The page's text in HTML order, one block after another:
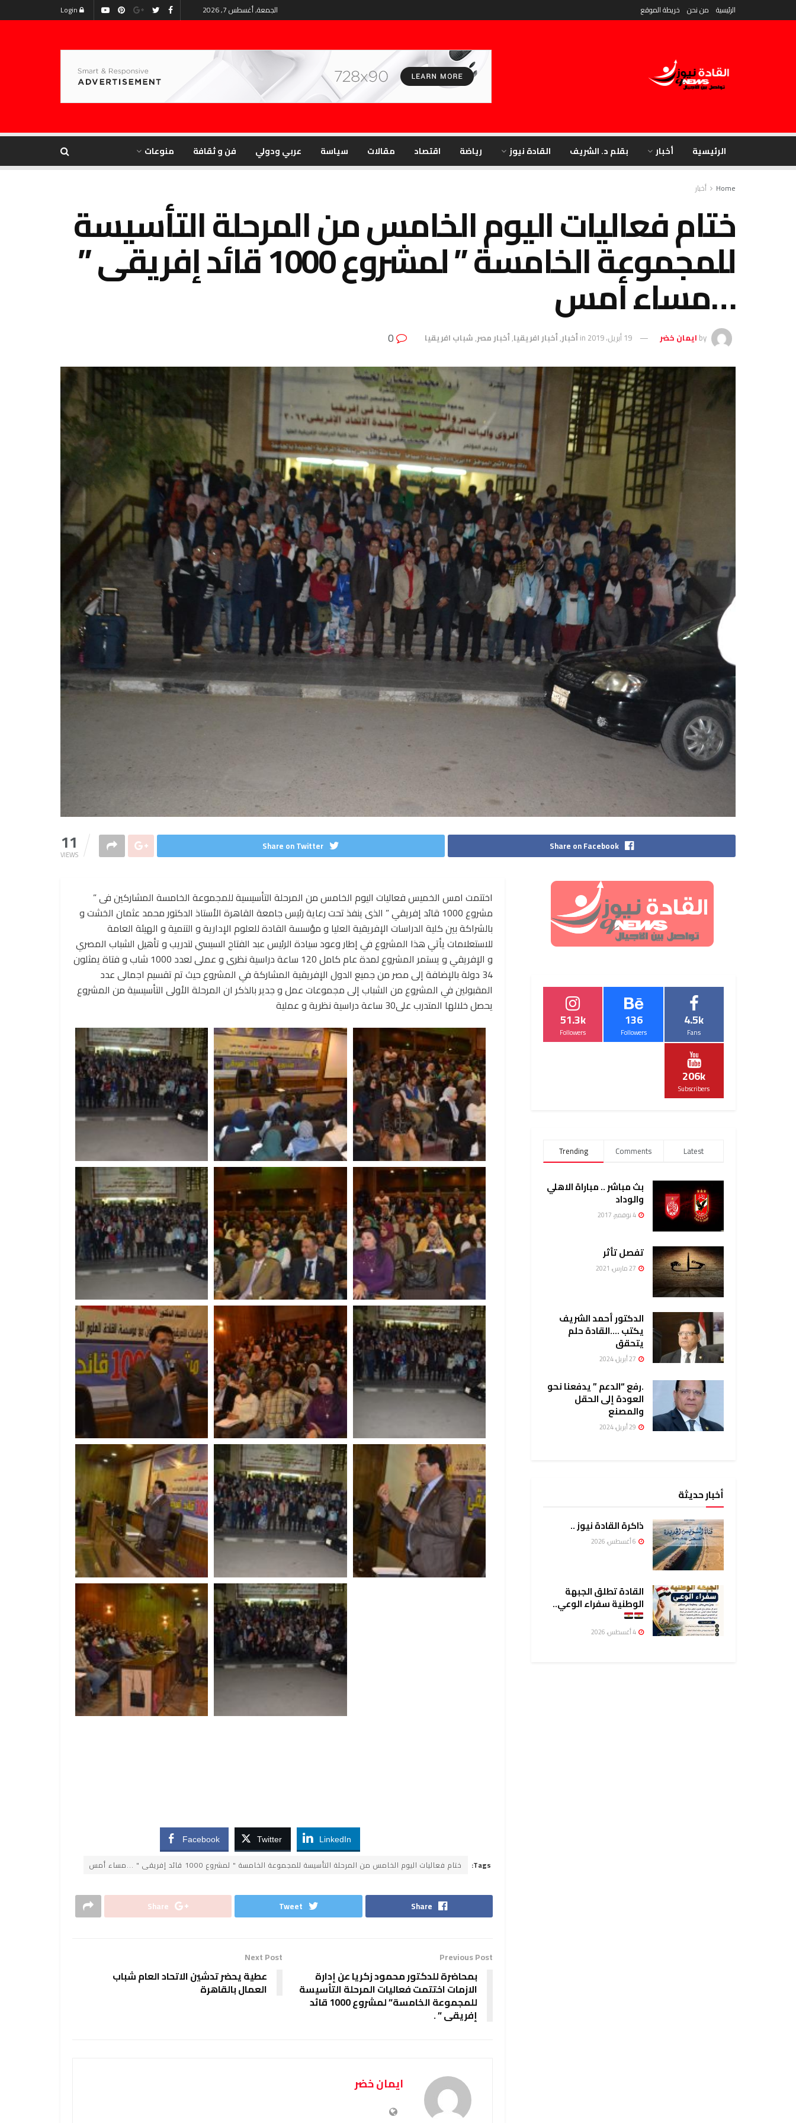
الرئيسية من نحن خريطة الموقع الجمعة, أغسطس 7, 2026
الرئيسية أخبار بقلم د. الشريف القادة نيوز رياضة اقتصاد مقالات سياسة عربي ودولي فن و ثقافة منوعات
Home أخبار
ختام فعاليات اليوم الخامس من المرحلة التأسيسة
للمجموعة الخامسة ” لمشروع 1000 قائد إفريقى ”
…مساء أمس
by ايمان خضر 19 أبريل، 2019 inأخبار,أخبار افريقيا,أخبار مصر,شباب افريقيا
11
VIEWS
Share on Facebook
Share on Twitter
اختتمت امس الخميس فعاليات اليوم الخامس من المرحلة التأسيسية للمجموعة الخامسة المشاركين فى ”
مشروع 1000 قائد إفريقي ” الذى ينفذ تحت رعاية رئيس جامعة القاهرة الأستاذ الدكتور محمد عثمان الخشت و
بالشراكة بين كلية الدراسات الإفريقية العليا و مؤسسة القادة للعلوم الإدارية و التنمية و الهيئة العامة
للاستعلامات يأتي هذا المشروع في إطار وعود سيادة الرئيس عبد الفتاح السيسي لتدريب و تأهيل الشباب المصري
و الإفريقي و يستمر المشروع لمدة عام كامل 120 ساعة دراسية نظرى و عملى لعدد 1000 شاب و فتاة يمثلون
34 دولة بالإضافة إلى مصر من جميع الدول الإفريقية المشاركة في المشروع حيث تم تقسيم اجمالى عدد
المقبولين في المشروع من الشباب إلى مجموعات عمل و جدير بالذكر ان المرحلة الأولى التأسيسية من المشروع
يحصل خلالها المتدرب على30 ساعة دراسية نظرية و عملية
Facebook Twitter LinkedIn
Tags: ختام فعاليات اليوم الخامس من المرحلة التأسيسة للمجموعة الخامسة " لمشروع 1000 قائد إفريقى " ...مساء أمس
Share
Tweet
Share
Previous Post
بمحاضرة للدكتور محمود زكريا عن إدارة
الازمات اختتمت فعاليات المرحلة التأسيسة
للمجموعة الخامسة” لمشروع 1000 قائد
إفريقى ” .
Next Post
عطية يحضر تدشين الاتحاد العام شباب
العمال بالقاهرة
ايمان خضر
4.5k
Fans
136
Followers
51.3k
Followers
206k
Subscribers
Trending Comments Latest
بث مباشر .. مباراة الاهلي
والوداد
تفصل تأثر
الدكتور أحمد الشريف
يكتب ….القادة حلم
يتحقق
.رفع “الدعم ” يدفعنا نحو
العودة إلى الحقل
والمصنع
أخبار حديثة
ذاكرة القادة نيوز ..
القادة تطلق الجبهة
الوطنية سفراء الوعي..